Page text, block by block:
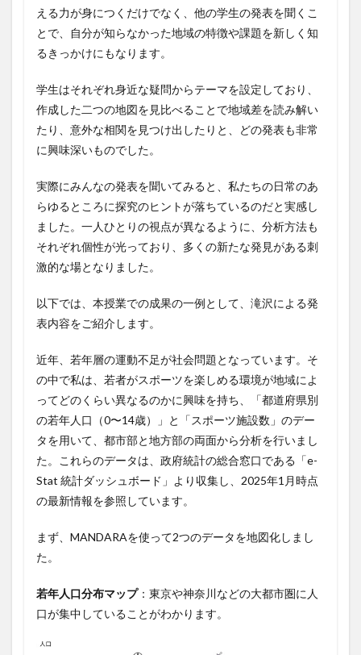
える力が身につくだけでなく、他の学生の発表を聞くこ
とで、自分が知らなかった地域の特徴や課題を新しく知
るきっかけにもなります。
学生はそれぞれ身近な疑問からテーマを設定しており、
作成した二つの地図を見比べることで地域差を読み解い
たり、意外な相関を見つけ出したりと、どの発表も非常
に興味深いものでした。
実際にみんなの発表を聞いてみると、私たちの日常のあ
らゆるところに探究のヒントが落ちているのだと実感し
ました。一人ひとりの視点が異なるように、分析方法も
それぞれ個性が光っており、多くの新たな発見がある刺
激的な場となりました。
以下では、本授業での成果の一例として、滝沢による発
表内容をご紹介します。
近年、若年層の運動不足が社会問題となっています。そ
の中で私は、若者がスポーツを楽しめる環境が地域によ
ってどのくらい異なるのかに興味を持ち、「都道府県別
の若年人口（0〜14歳）」と「スポーツ施設数」のデー
タを用いて、都市部と地方部の両面から分析を行いまし
た。これらのデータは、政府統計の総合窓口である「e-
Stat 統計ダッシュボード」より収集し、2025年1月時点
の最新情報を参照しています。
まず、MANDARAを使って2つのデータを地図化しまし
た。
若年人口分布マップ：東京や神奈川などの大都市圏に人
口が集中していることがわかります。